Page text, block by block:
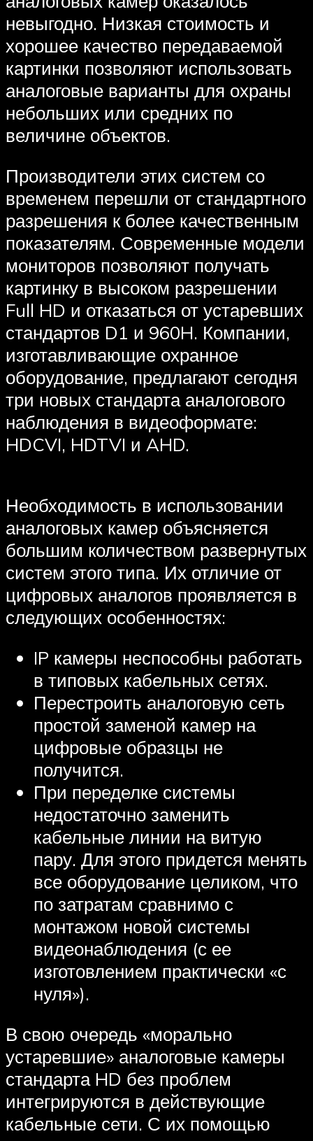
невыгодно. Низкая стоимость и
хорошее качество передаваемой
картинки позволяют использовать
аналоговые варианты для охраны
небольших или средних по
величине объектов.
Производители этих систем со
временем перешли от стандартного
разрешения к более качественным
показателям. Современные модели
мониторов позволяют получать
картинку в высоком разрешении
Full HD и отказаться от устаревших
стандартов D1 и 960H. Компании,
изготавливающие охранное
оборудование, предлагают сегодня
три новых стандарта аналогового
наблюдения в видеоформате:
HDCVI, HDTVI и AHD.
Необходимость в использовании
аналоговых камер объясняется
большим количеством развернутых
систем этого типа. Их отличие от
цифровых аналогов проявляется в
следующих особенностях:
IP камеры неспособны работать
в типовых кабельных сетях.
Перестроить аналоговую сеть
простой заменой камер на
цифровые образцы не
получится.
При переделке системы
недостаточно заменить
кабельные линии на витую
пару. Для этого придется менять
все оборудование целиком, что
по затратам сравнимо с
монтажом новой системы
видеонаблюдения (с ее
изготовлением практически «с
нуля»).
В свою очередь «морально
устаревшие» аналоговые камеры
стандарта HD без проблем
интегрируются в действующие
кабельные сети. С их помощью